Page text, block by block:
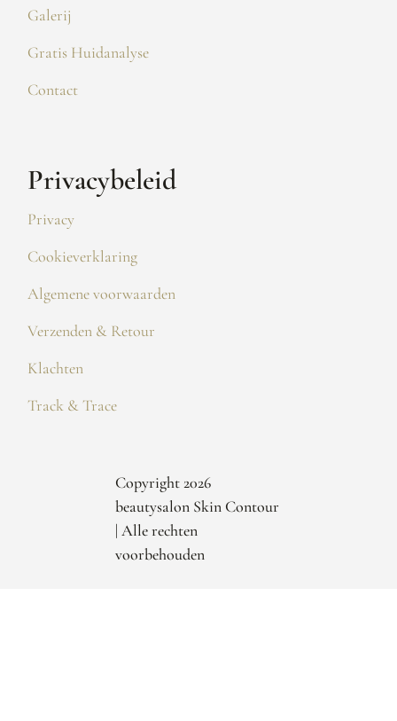
Galerij
Gratis Huidanalyse
Contact
Privacybeleid
Privacy
Cookieverklaring
Algemene voorwaarden
Verzenden & Retour
Klachten
Track & Trace
Copyright 2026
beautysalon Skin Contour
| Alle rechten
voorbehouden